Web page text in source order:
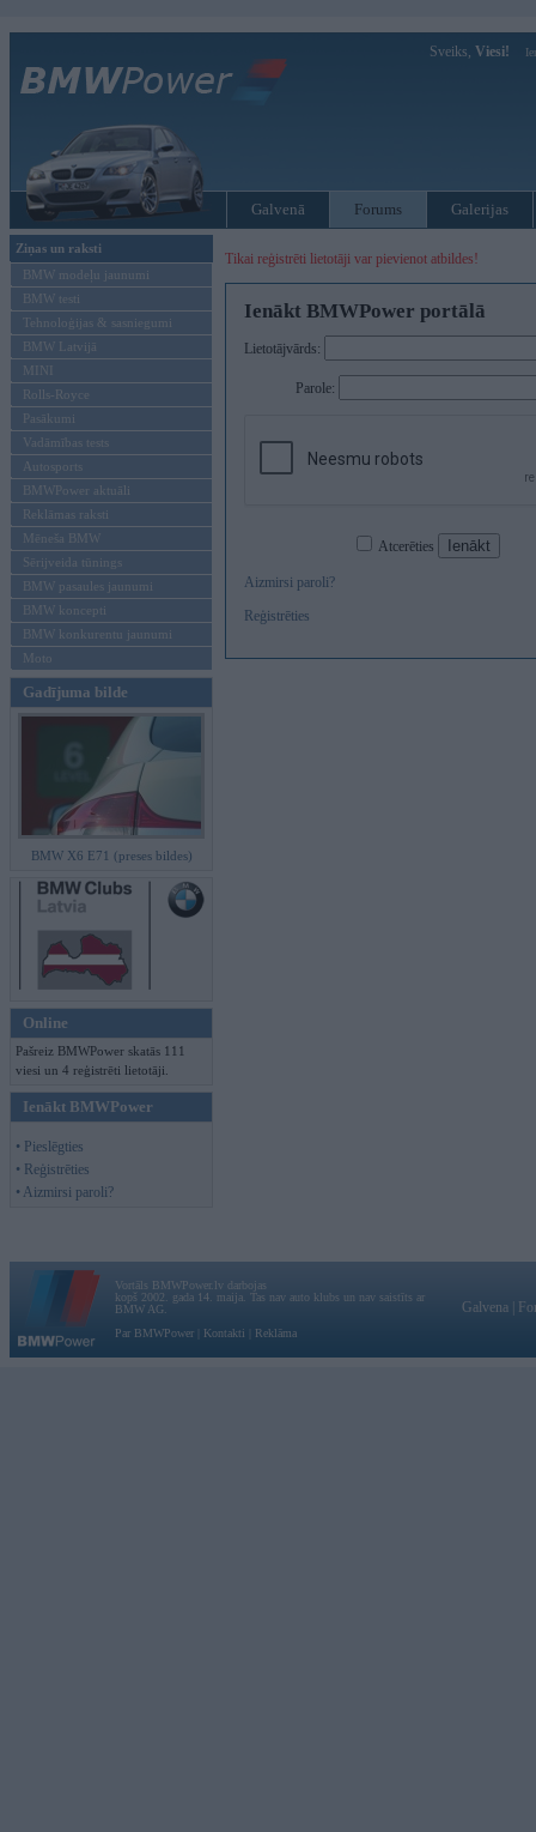
Sveiks, Viesi!
Galvenā Forums Galerijas
Ziņas un raksti
BMW modeļu jaunumi
BMW testi
Tehnoloģijas & sasniegumi
BMW Latvijā
MINI
Rolls-Royce
Pasākumi
Vadāmības tests
Autosports
BMWPower aktuāli
Reklāmas raksti
Mēneša BMW
Sērijveida tūnings
BMW pasaules jaunumi
BMW koncepti
BMW konkurentu jaunumi
Moto
Gadījuma bilde
BMW X6 E71 (preses bildes)
Online
Pašreiz BMWPower skatās 111
viesi un 4 reģistrēti lietotāji.
Ienākt BMWPower
• Pieslēgties
• Reģistrēties
• Aizmirsi paroli?
Tikai reģistrēti lietotāji var pievienot atbildes!
Ienākt BMWPower portālā
Lietotājvārds:
Parole:
Atcerēties
Aizmirsi paroli?
Reģistrēties
Vortāls BMWPower.lv darbojas
kopš 2002. gada 14. maija. Tas nav auto klubs un nav saistīts ar
BMW AG.
Par BMWPower
Kontakti Reklāma
Galvena